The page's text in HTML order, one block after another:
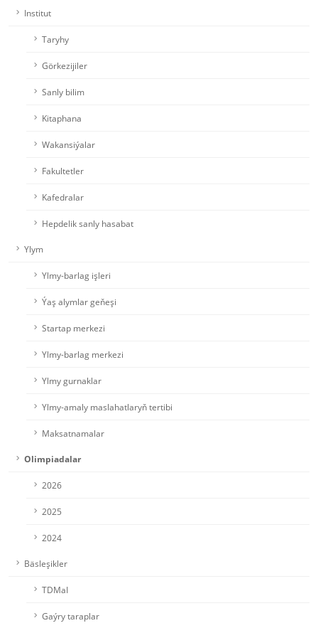
Institut
Taryhy
Görkezijiler
Sanly bilim
Kitaphana
Wakansiýalar
Fakultetler
Kafedralar
Hepdelik sanly hasabat
Ylym
Ylmy-barlag işleri
Ýaş alymlar geňeşi
Startap merkezi
Ylmy-barlag merkezi
Ylmy gurnaklar
Ylmy-amaly maslahatlaryň tertibi
Maksatnamalar
Olimpiadalar
2026
2025
2024
Bäsleşikler
TDMaI
Gaýry taraplar